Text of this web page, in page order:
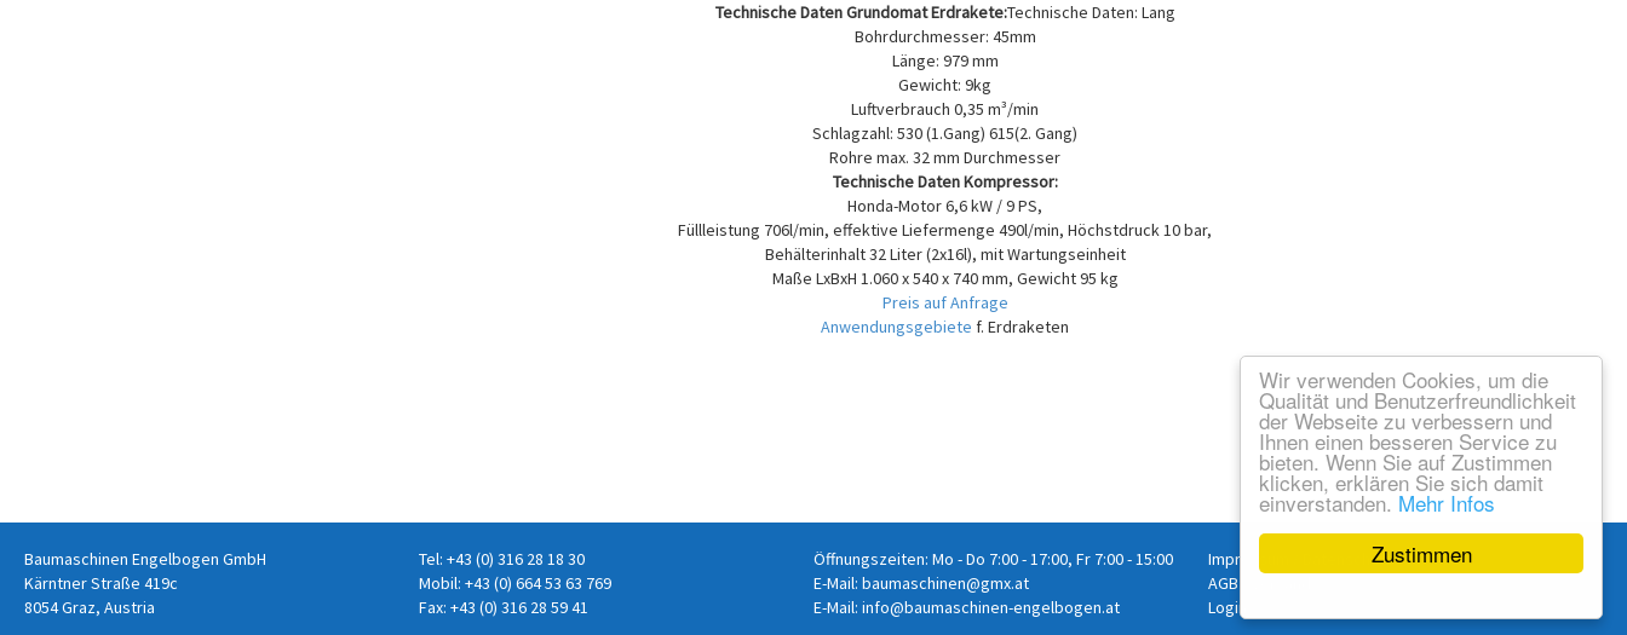
Zustimmen
Wir verwenden Cookies, um die
Qualität und Benutzerfreundlichkeit
der Webseite zu verbessern und
Ihnen einen besseren Service zu
bieten. Wenn Sie auf Zustimmen
klicken, erklären Sie sich damit
einverstanden. Mehr Infos
Technische Daten Grundomat Erdrakete:Technische Daten: Lang
Bohrdurchmesser: 45mm
Länge: 979 mm
Gewicht: 9kg
Luftverbrauch 0,35 m³/min
Schlagzahl: 530 (1.Gang) 615(2. Gang)
Rohre max. 32 mm Durchmesser
Technische Daten Kompressor:
Honda-Motor 6,6 kW / 9 PS,
Füllleistung 706l/min, effektive Liefermenge 490l/min, Höchstdruck 10 bar,
Behälterinhalt 32 Liter (2x16l), mit Wartungseinheit
Maße LxBxH 1.060 x 540 x 740 mm, Gewicht 95 kg
Preis auf Anfrage
Anwendungsgebiete f. Erdraketen
Baumaschinen Engelbogen GmbH
Kärntner Straße 419c
8054 Graz, Austria
Tel: +43 (0) 316 28 18 30
Mobil: +43 (0) 664 53 63 769
Fax: +43 (0) 316 28 59 41
Öffnungszeiten: Mo - Do 7:00 - 17:00, Fr 7:00 - 15:00
E-Mail: baumaschinen@gmx.at
E-Mail: info@baumaschinen-engelbogen.at
Impressum
Datenschutz
AGB
Login